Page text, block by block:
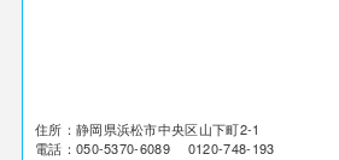
住所：静岡県浜松市中央区山下町2-1
電話：050-5370-6089 0120-748-193